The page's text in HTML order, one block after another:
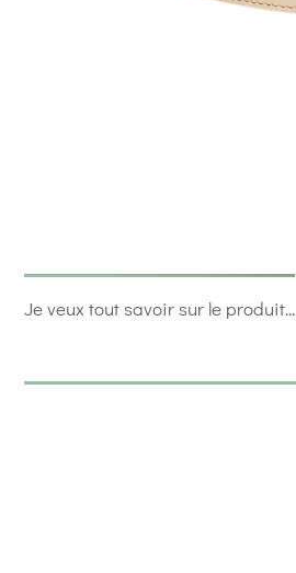
Je veux tout savoir sur le produit...